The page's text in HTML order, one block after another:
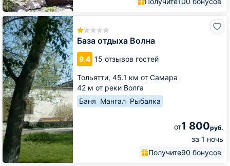
База отдыха Волна
9.4 15 отзывов гостей
Тольятти, 45.1 км от Самара
42 м от реки Волга
Баня Мангал Рыбалка
от1 800руб.
за 1 ночь
Получите90 бонусов
База
отдыха
Волна